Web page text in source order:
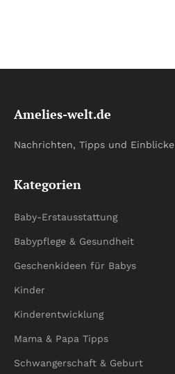
Amelies-welt.de
Nachrichten, Tipps und Einblicke
Kategorien
Baby-Erstausstattung
Babypflege & Gesundheit
Geschenkideen für Babys
Kinder
Kinderentwicklung
Mama & Papa Tipps
Schwangerschaft & Geburt